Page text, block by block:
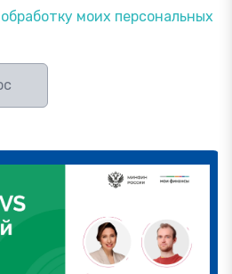
обработку моих персональных